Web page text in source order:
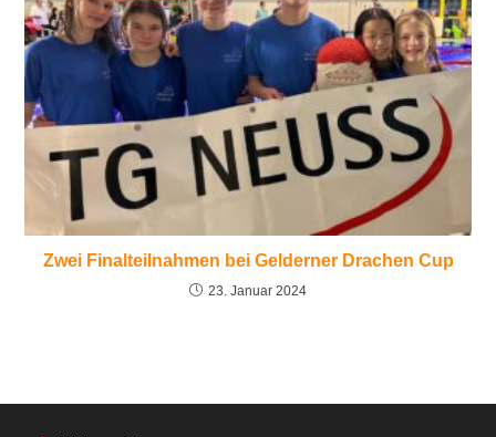
Zwei Finalteilnahmen bei Gelderner Drachen Cup
23. Januar 2024